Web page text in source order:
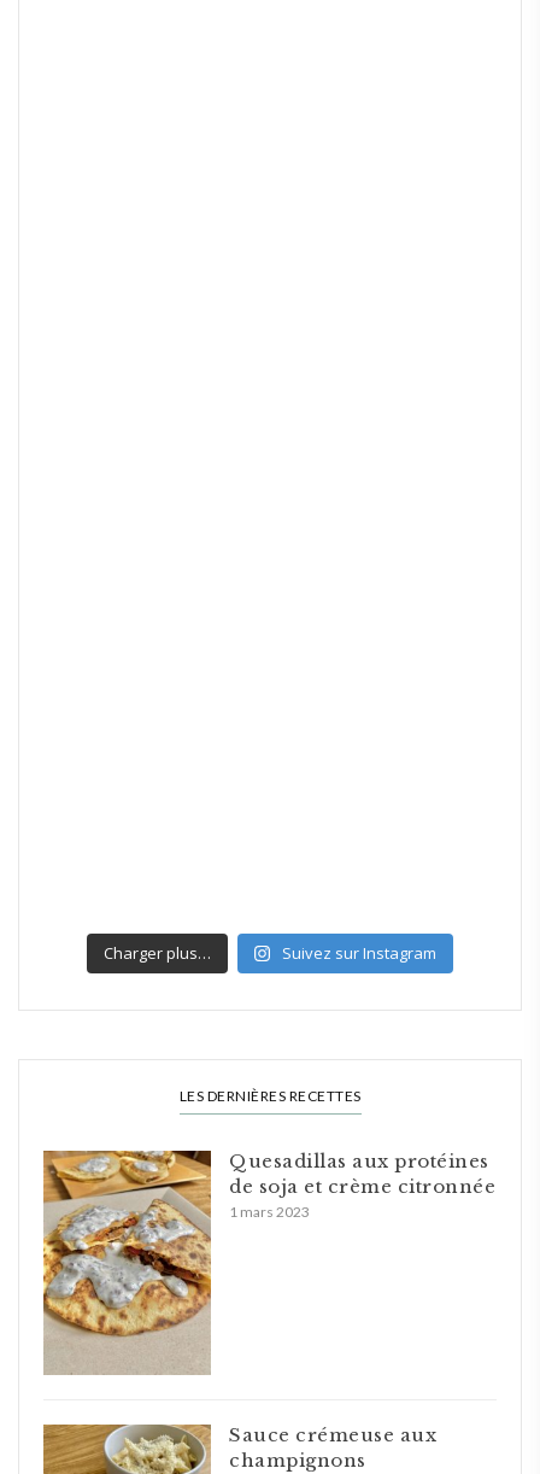
Charger plus… Suivez sur Instagram
LES DERNIÈRES RECETTES
Quesadillas aux protéines
de soja et crème citronnée
1 mars 2023
Sauce crémeuse aux
champignons